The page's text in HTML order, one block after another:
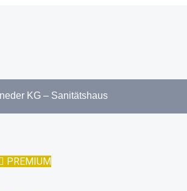
KG – Sanitätshaus
PREMIUM